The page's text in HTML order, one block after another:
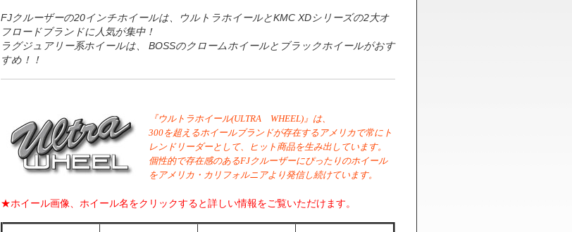
FJクルーザーの20インチホイールは、ウルトラホイールとKMC XDシリーズの2大オ
フロードブランドに人気が集中！
ラグジュアリー系ホイールは、 BOSSのクロームホイールとブラックホイールがおす
すめ！！
『ウルトラホイール(ULTRA WHEEL)』は、
300を超えるホイールブランドが存在するアメリカで常にト
レンドリーダーとして、ヒット商品を生み出しています。
個性的で存在感のあるFJクルーザーにぴったりのホイール
をアメリカ・カリフォルニアより発信し続けています。
★ホイール画像、ホイール名をクリックすると詳しい情報をご覧いただけます。